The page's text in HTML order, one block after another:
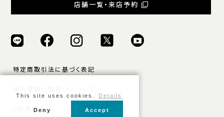
店舗一覧・来店予約
特定商取引法に基づく表記
ご利用規約
This site uses cookies. Details
Deny Accept